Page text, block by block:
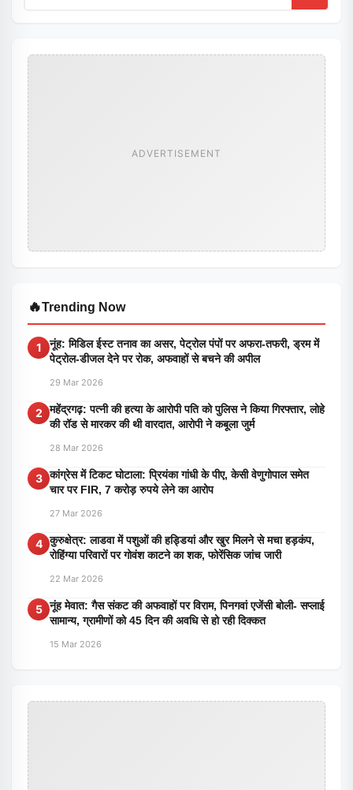
ADVERTISEMENT
🔥Trending Now
1
नूंह: मिडिल ईस्ट तनाव का असर, पेट्रोल पंपों पर अफरा-तफरी, ड्रम में
पेट्रोल-डीजल देने पर रोक, अफवाहों से बचने की अपील
29 Mar 2026
2
महेंद्रगढ़: पत्नी की हत्या के आरोपी पति को पुलिस ने किया गिरफ्तार, लोहे
की रॉड से मारकर की थी वारदात, आरोपी ने कबूला जुर्म
28 Mar 2026
3 कांग्रेस में टिकट घोटाला: प्रियंका गांधी के पीए, केसी वेणुगोपाल समेत
चार पर FIR, 7 करोड़ रुपये लेने का आरोप
27 Mar 2026
4 कुरुक्षेत्र: लाडवा में पशुओं की हड्डियां और खुर मिलने से मचा हड़कंप,
रोहिंग्या परिवारों पर गोवंश काटने का शक, फोरेंसिक जांच जारी
22 Mar 2026
5 नूंह मेवात: गैस संकट की अफवाहों पर विराम, पिनगवां एजेंसी बोली- सप्लाई
सामान्य, ग्रामीणों को 45 दिन की अवधि से हो रही दिक्कत
15 Mar 2026